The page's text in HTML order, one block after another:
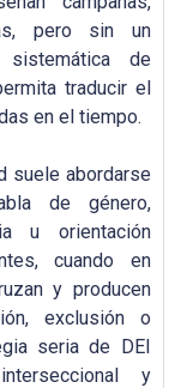
pero sin un
de
traducir el
en el tiempo.
suele abordarse
de género,
u orientación
cuando en
y producen
exclusión o
seria de DEI
y